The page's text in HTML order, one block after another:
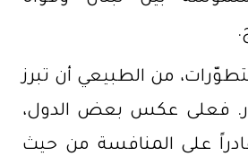
من الطبيعي أن تبرز
فعلى عكس بعض الدول،
على المنافسة من حيث